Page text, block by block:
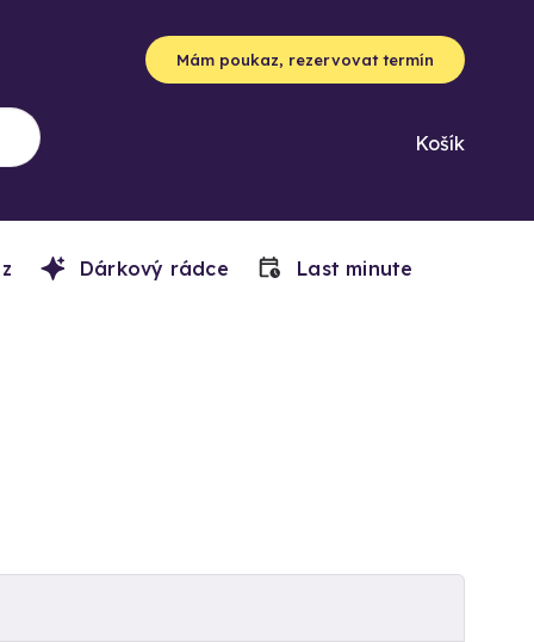
Mám poukaz, rezervovat termín
Košík
Dárkový rádce Last minute